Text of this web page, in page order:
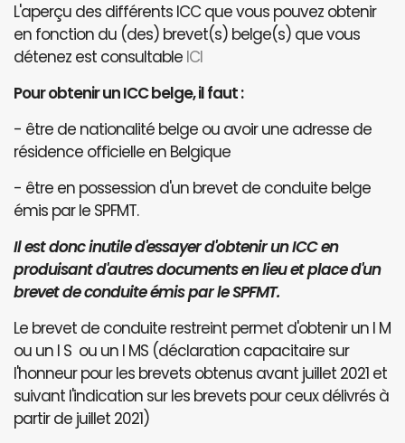
L'aperçu des différents ICC que vous pouvez obtenir
en fonction du (des) brevet(s) belge(s) que vous
détenez est consultable ICI
Pour obtenir un ICC belge, il faut :
- être de nationalité belge ou avoir une adresse de
résidence officielle en Belgique
- être en possession d'un brevet de conduite belge
émis par le SPFMT.
Il est donc inutile d'essayer d'obtenir un ICC en
produisant d'autres documents en lieu et place d'un
brevet de conduite émis par le SPFMT.
Le brevet de conduite restreint permet d'obtenir un I M
ou un I S ou un I MS (déclaration capacitaire sur
l'honneur pour les brevets obtenus avant juillet 2021 et
suivant l'indication sur les brevets pour ceux délivrés à
partir de juillet 2021)